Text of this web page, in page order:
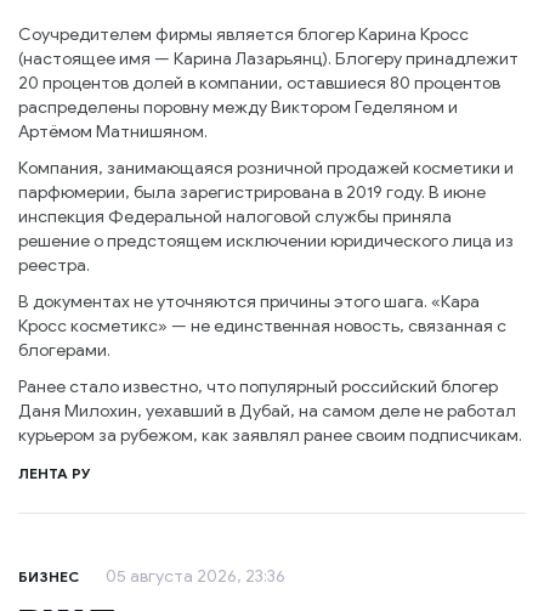
Соучредителем фирмы является блогер Карина Кросс
(настоящее имя — Карина Лазарьянц). Блогеру принадлежит
20 процентов долей в компании, оставшиеся 80 процентов
распределены поровну между Виктором Геделяном и
Артёмом Матнишяном.
Компания, занимающаяся розничной продажей косметики и
парфюмерии, была зарегистрирована в 2019 году. В июне
инспекция Федеральной налоговой службы приняла
решение о предстоящем исключении юридического лица из
реестра.
В документах не уточняются причины этого шага. «Кара
Кросс косметикс» — не единственная новость, связанная с
блогерами.
Ранее стало известно, что популярный российский блогер
Даня Милохин, уехавший в Дубай, на самом деле не работал
курьером за рубежом, как заявлял ранее своим подписчикам.
ЛЕНТА РУ
БИЗНЕС 05 августа 2026, 23:36